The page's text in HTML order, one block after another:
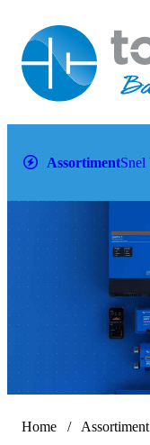
AssortimentSnel
Home Assortiment